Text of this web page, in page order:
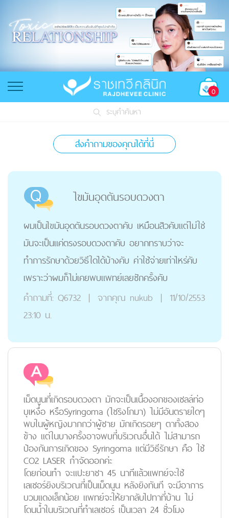
0
ระบุคำค้นหา
ส่งคำถามของคุณได้ที่นี่
ไขมันอุดตันรอบดวงตา
ผมเป็นไขมันอุดตันรอบดวงตาคับ เหมือนสิวคับแต่ไม่ใช่
มันจะเป็นแค่ตรงรอบดวงตาคับ อยากทราบว่าจะ
ทำการรักษาด้วยวิธีใดได้บ้างคับ ค่าใช้จ่ายเท่าไหร่คับ
เพราะว่าผมก็ไม่เคยพบแพทย์เลยซักครั้งคับ
คำถามที่: Q6732 | จากคุณ nukub | 11/10/2553
23:10 น.
เม็ดนูนที่เกิดรอบดวงตา มักจะเป็นเนื้องอกของเซลล์ท่อ
บุเหงื่อ หรือSyringoma (ไซริงโกมา) ไม่มีอันตรายใดๆ
พบในผู้หญิงมากกว่าผู้ชาย มักเกิดรอยๆ ตาทั้งสอง
ข้าง แต่ในบางครั้งอาจพบที่บริเวณอื่นได้ ไม่สามารถ
ป้องกันการเกิดของ Syringoma แต่มีวิธีรักษา คือ ใช้
CO2 LASER กำจัดออกค่ะ
โดยก่อนทำ จะแปะยาชา 45 นาทีแล้วแพทย์จะใช้
เลเซอร์ยิงบริเวณที่เป็นเม็ดนูน หลังยิงทันที จะมีอาการ
บวมแดงเล็กน้อย แพทย์จะให้ยากลับไปทาที่บ้าน ไม่
โดนน้ำในบริเวณที่ทำเลเซอร์ เป็นเวลา 24 ชั่วโมง